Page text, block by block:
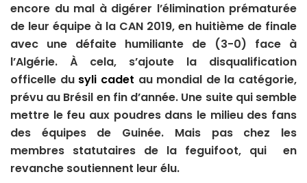
encore du mal à digérer l’élimination prématurée
de leur équipe à la CAN 2019, en huitième de finale
avec une défaite humiliante de (3-0) face à
l’Algérie. À cela, s’ajoute la disqualification
officelle du syli cadet au mondial de la catégorie,
prévu au Brésil en fin d’année. Une suite qui semble
mettre le feu aux poudres dans le milieu des fans
des équipes de Guinée. Mais pas chez les
membres statutaires de la feguifoot, qui en
revanche soutiennent leur élu.